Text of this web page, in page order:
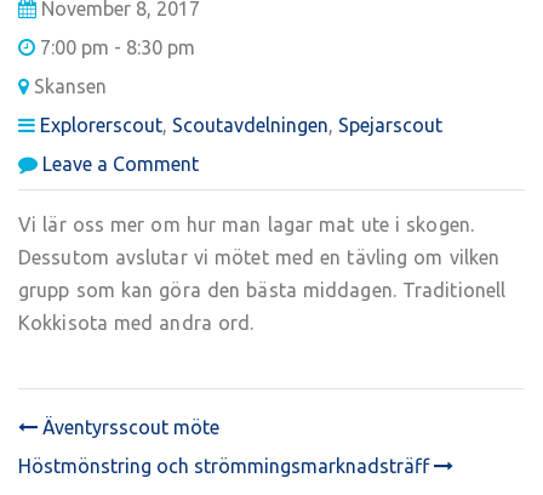
November 8, 2017
7:00 pm - 8:30 pm
Skansen
Explorerscout, Scoutavdelningen, Spejarscout
Leave a Commenton
Spejar
/
möte
Vi lär oss mer om hur man lagar mat ute i skogen.
Dessutom avslutar vi mötet med en tävling om vilken
grupp som kan göra den bästa middagen. Traditionell
Kokkisota med andra ord.
POST
NAVIGATION
Äventyrsscout möte
Höstmönstring och strömmingsmarknadsträff